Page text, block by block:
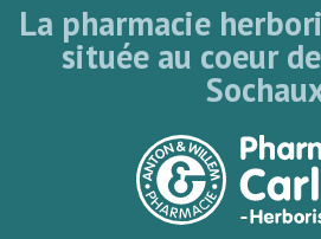
La pharmacie
située au coeur